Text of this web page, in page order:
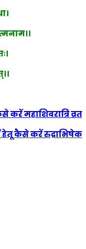
करें महाशिवरात्रि व्रत
हेतू कैसे करें रुद्राभिषेक